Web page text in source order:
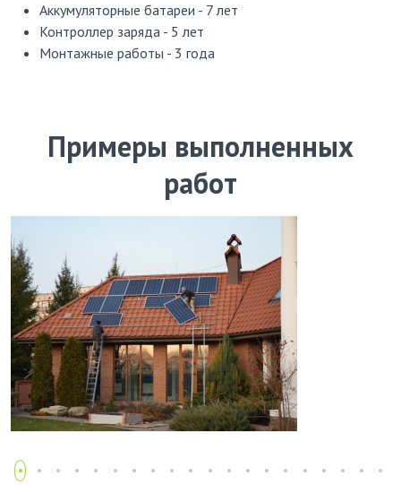
Аккумуляторные батареи - 7 лет
Контроллер заряда - 5 лет
Монтажные работы - 3 года
Примеры выполненных
работ